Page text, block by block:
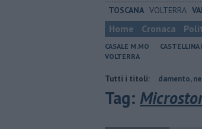
TOSCANA VOLTERRA
Home Cronaca
CASALE M.MO CASTELLINA
VOLTERRA
Tutti i titoli:
Tariffe del teleriscaldamento, nessun
Tag: